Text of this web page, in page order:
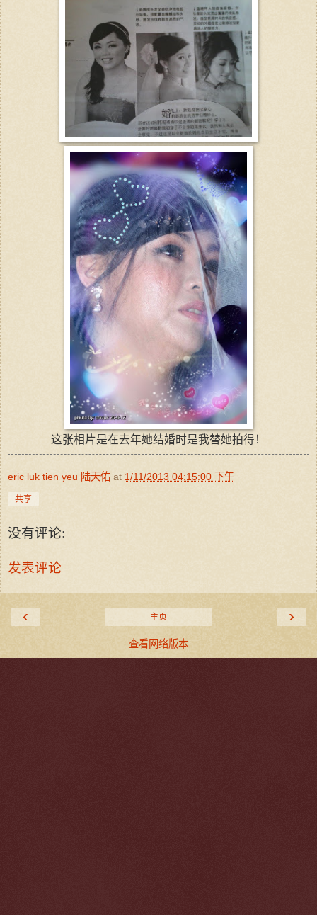
这张相片是在去年她结婚时是我替她拍得！
eric luk tien yeu 陆天佑 at 1/11/2013 04:15:00 下午
共享
没有评论:
发表评论
‹ ›
主页
查看网络版本